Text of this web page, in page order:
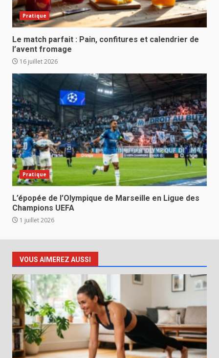
Pratique
Le match parfait : Pain, confitures et calendrier de
l’avent fromage
16 juillet 2026
Pratique
L’épopée de l’Olympique de Marseille en Ligue des
Champions UEFA
1 juillet 2026
VOUS AIMEREZ AUSSI